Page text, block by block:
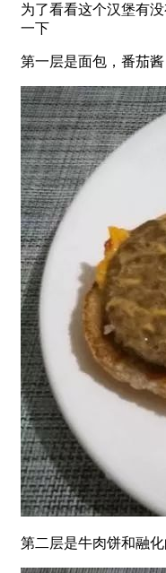
为了看看这个汉堡有
一下
第一层是面包，番茄
第二层是牛肉饼和融